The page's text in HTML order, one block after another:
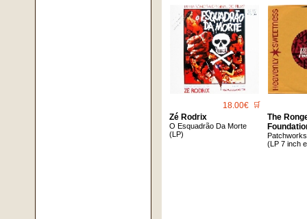
18.00€ 🛒
Zé Rodrix
O Esquadrão Da Morte
(LP)
The
Patchworks
(LP 7 inch